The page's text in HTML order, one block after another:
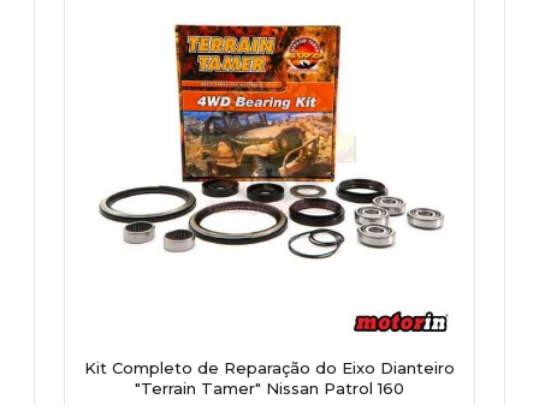
Kit Completo de Reparação do Eixo Dianteiro
"Terrain Tamer" Nissan Patrol 160